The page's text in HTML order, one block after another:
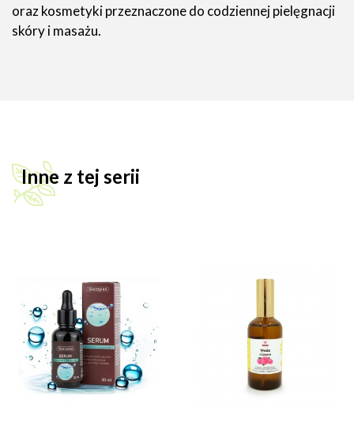
oraz kosmetyki przeznaczone do codziennej pielęgnacji
skóry i masażu.
Inne z tej serii